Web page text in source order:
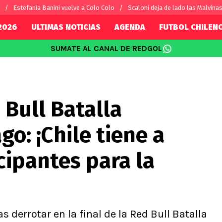
Estefanía Banini vuelve a Colo Colo Scaloni deja de lado las Malvinas
por el mundo
Fútbol Argentino
Fútbol Brasileño
ULTIMAS NOTICIAS AGENDA FUTBOL
SUMATE AL CANAL DE REDGOL
Bull Batalla
¡Chile tiene a
para la
derrotar en la final de la Red Bull Batalla